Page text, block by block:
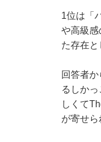
1位は「
や高級感
た存在と
回答者
るしか
しくて
が寄せら